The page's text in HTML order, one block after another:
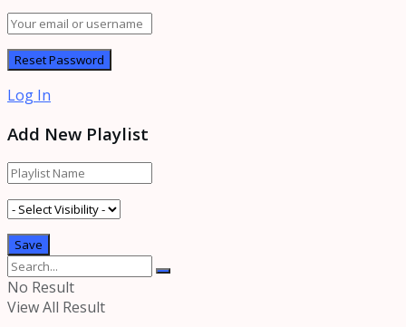
Log In
Add New Playlist
No Result
View All Result